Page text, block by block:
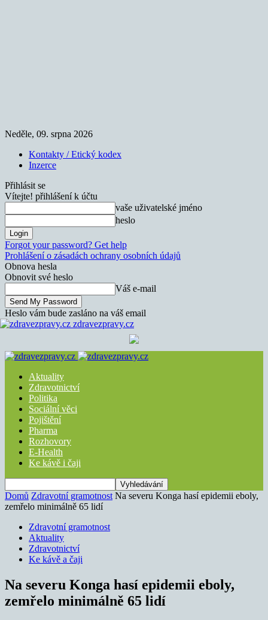
Neděle, 09. srpna 2026
Kontakty / Etický kodex
Inzerce
Přihlásit se
Vítejte! přihlášení k účtu
vaše uživatelské jméno
heslo
Forgot your password? Get help
Prohlášení o zásadách ochrany osobních údajů
Obnova hesla
Obnovit své heslo
Váš e-mail
Heslo vám bude zasláno na váš email
zdravezpravy.cz
Aktuality
Zdravotnictví
Politika
Sociální věci
Pojištění
Pharma
Rozhovory
E-Health
Ke kávě i čaji
Domů Zdravotní gramotnost Na severu Konga hasí epidemii eboly,
zemřelo minimálně 65 lidí
Zdravotní gramotnost
Aktuality
Zdravotnictví
Ke kávě a čaji
Na severu Konga hasí epidemii eboly,
zemřelo minimálně 65 lidí